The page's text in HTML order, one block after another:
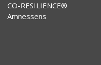
CO-RESILIENCE®
Amnessens